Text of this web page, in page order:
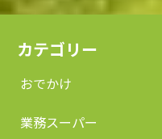
カテゴリー
おでかけ
業務スーパー